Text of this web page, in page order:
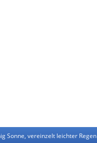
Sonne, vereinzelt leichter Regen